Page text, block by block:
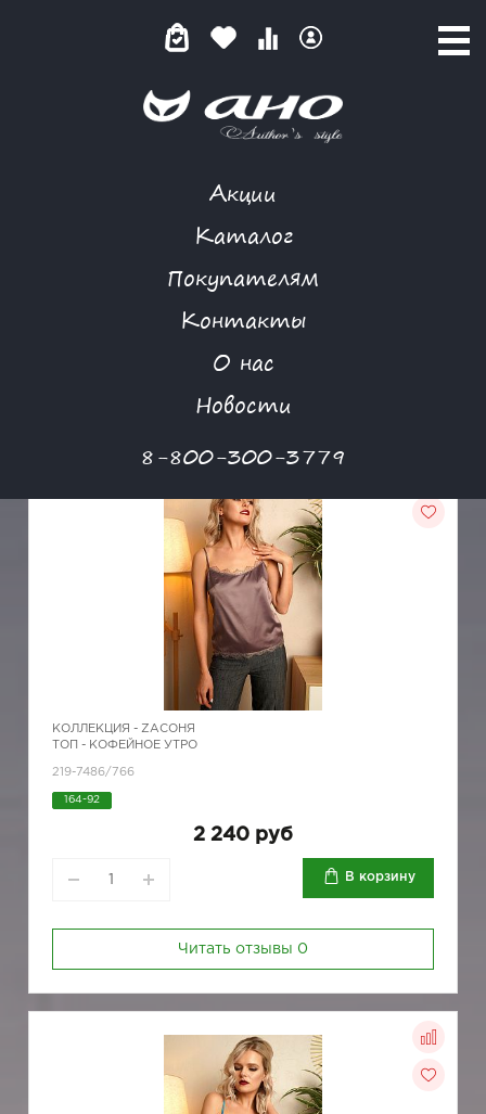
Акции
Каталог
Покупателям
Контакты
О нас
Новости
8-800-300-3779
ТОП
КОЛЛЕКЦИЯ - ZAСОНЯ
ТОП - КОФЕЙНОЕ УТРО
219-7486/766
164-92
2 240 руб
В корзину
Читать отзывы 0